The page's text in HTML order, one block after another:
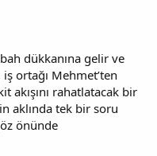
dükkanına gelir ve
ortağı Mehmet’ten
akışını rahatlatacak bir
aklında tek bir soru
önünde